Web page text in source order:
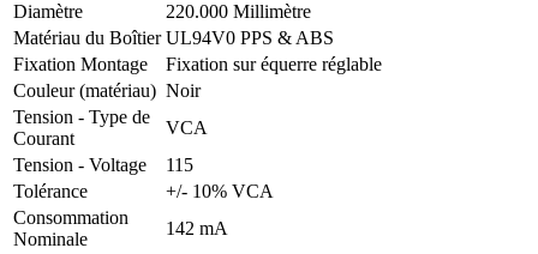
Diamètre
220.000 Millimètre
Matériau du Boîtier UL94V0 PPS & ABS
Fixation Montage
Fixation sur équerre réglable
Couleur (matériau) Noir
Tension - Type de
Courant
VCA
Tension - Voltage
115
Tolérance
+/- 10% VCA
Consommation
Nominale
142 mA